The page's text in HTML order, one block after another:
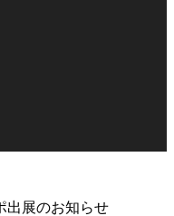
出展のお知らせ